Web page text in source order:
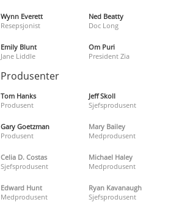
Wynn Everett
Resepsjonist
Ned Beatty
Doc Long
Emily Blunt
Jane Liddle
Om Puri
President Zia
Produsenter
Tom Hanks
Produsent
Jeff Skoll
Sjefsprodusent
Gary Goetzman
Produsent
Mary Bailey
Medprodusent
Celia D. Costas
Sjefsprodusent
Michael Haley
Medprodusent
Edward Hunt
Medprodusent
Ryan Kavanaugh
Sjefsprodusent